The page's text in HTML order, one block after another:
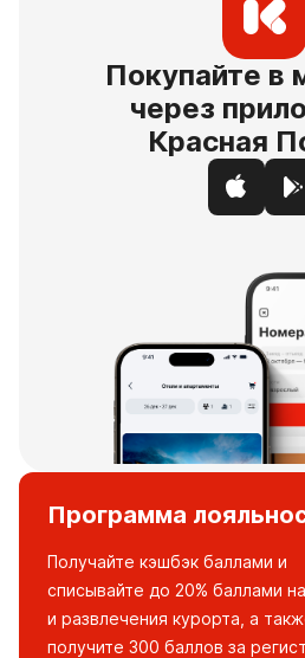
Покупайте в
через
Красная
Программа
Получайте кэшбэк баллами и
списывайте до 20% баллами
и развлечения курорта, а
получите 300 баллов за